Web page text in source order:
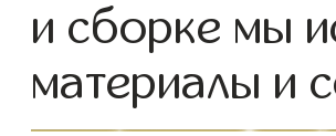
и сборке мы
материалы и